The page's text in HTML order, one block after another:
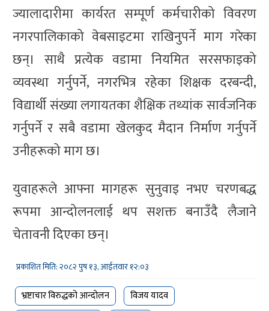
ज्यालादारीमा कार्यरत सम्पूर्ण कर्मचारीको विवरण
नगरपालिकाको वेबसाइटमा राखिनुपर्ने माग गरेका
छन्। साथै प्रत्येक वडामा नियमित सरसफाइको
व्यवस्था गर्नुपर्ने, नगरभित्र रहेका शिक्षक दरबन्दी,
विद्यार्थी संख्या लगायतका शैक्षिक तथ्यांक सार्वजनिक
गर्नुपर्ने र सबै वडामा खेलकुद मैदान निर्माण गर्नुपर्ने
उनीहरूको माग छ।
युवाहरूले आफ्ना मागहरू सुनुवाइ नभए चरणबद्ध
रूपमा आन्दोलनलाई थप सशक्त बनाउँदै लैजाने
चेतावनी दिएका छन्।
प्रकाशित मिति: २०८२ पुष १३, आईतवार १२:०३
भ्रष्टाचार विरुद्धको आन्दोलन
विजय यादव